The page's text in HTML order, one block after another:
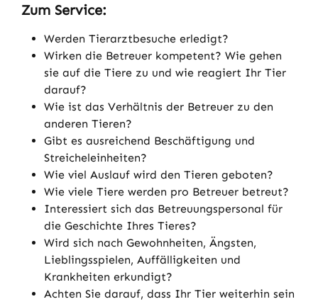
Zum Service:
Werden Tierarztbesuche erledigt?
Wirken die Betreuer kompetent? Wie gehen
sie auf die Tiere zu und wie reagiert Ihr Tier
darauf?
Wie ist das Verhältnis der Betreuer zu den
anderen Tieren?
Gibt es ausreichend Beschäftigung und
Streicheleinheiten?
Wie viel Auslauf wird den Tieren geboten?
Wie viele Tiere werden pro Betreuer betreut?
Interessiert sich das Betreuungspersonal für
die Geschichte Ihres Tieres?
Wird sich nach Gewohnheiten, Ängsten,
Lieblingsspielen, Auffälligkeiten und
Krankheiten erkundigt?
Achten Sie darauf, dass Ihr Tier weiterhin sein